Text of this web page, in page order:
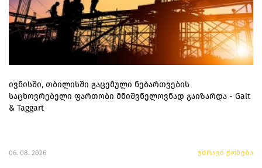
ივნისში, თბილისში გაცემული ნებართვების
საცხოვრებელი ფართობი მნიშვნელოვნად გაიზარდა - Galt
& Taggart
06. 08. 2026 უძრავი ქონება